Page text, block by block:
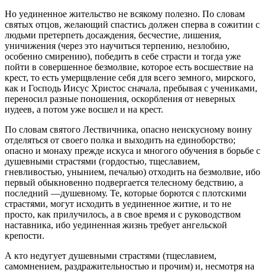
Но уединенное жительство не всякому полезно. По словам
святых отцов, желающий спастись должен сперва в сожитии с
людьми претерпеть досаждения, бесчестие, лишения,
уничижения (через это научиться терпению, незлобию,
особенно смирению), победить в себе страсти и тогда уже
пойти в совершенное безмолвие, которое есть восшествие на
крест, то есть умерщвление себя для всего земного, мирского,
как и Господь Иисус Христос сначала, пребывая с учениками,
переносил разные поношения, оскорбления от неверных
иудеев, а потом уже восшел и на крест.
По словам святого Лествичника, опасно неискусному воину
отделяться от своего полка и выходить на единоборство;
опасно и монаху прежде искуса и многого обучения в борьбе с
душевными страстями (гордостью, тщеславием,
гневливостью, унынием, печалью) отходить на безмолвие, ибо
первый обыкновенно подвергается телесному бедствию, а
последний —душевному. Те, которые борются с плотскими
страстями, могут исходить в уединенное житие, и то не
просто, как прилучилось, а в свое время и с руководством
наставника, ибо уединенная жизнь требует ангельской
крепости.
А кто недугует душевными страстями (тщеславием,
самомнением, раздражительностью и прочим) и, несмотря на